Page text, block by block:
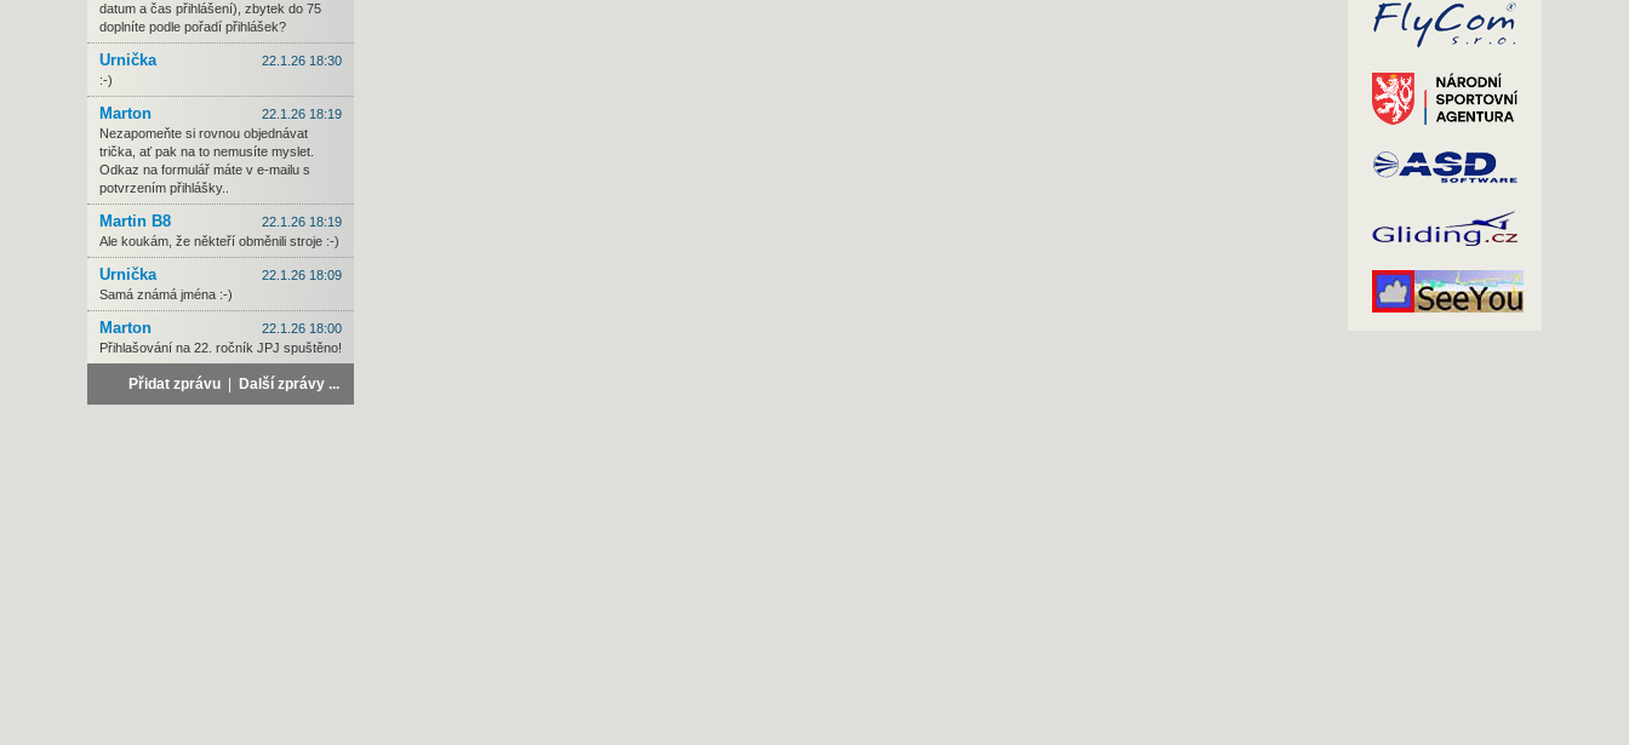
datum a čas přihlášení), zbytek do 75
doplníte podle pořadí přihlášek?
Urnička
22.1.26 18:30
:-)
Marton
22.1.26 18:19
Nezapomeňte si rovnou objednávat
trička, ať pak na to nemusíte myslet.
Odkaz na formulář máte v e-mailu s
potvrzením přihlášky..
Martin B8
22.1.26 18:19
Ale koukám, že někteří obměnili stroje :-)
Urnička
22.1.26 18:09
Samá známá jména :-)
Marton
22.1.26 18:00
Přihlašování na 22. ročník JPJ spuštěno!
Přidat zprávu Další zprávy ...